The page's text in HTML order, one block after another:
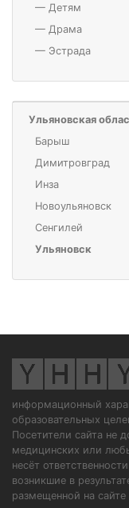
— Детям
— Драма
— Эстрада
Ульяновская
Барыш
Димитровград
Инза
Новоульяновск
Сенгилей
Ульяновск
информационный
образовательных
Посетители сайта не
медицинских или
несёт
возникшие в
размещенной на сайте